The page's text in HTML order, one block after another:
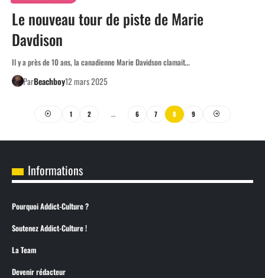
Le nouveau tour de piste de Marie
Davdison
Il y a près de 10 ans, la canadienne Marie Davidson clamait…
ParBeachboy12 mars 2025
1 2 … 6 7 8 9
Informations
Pourquoi Addict-Culture ?
Soutenez Addict-Culture !
La Team
Devenir rédacteur